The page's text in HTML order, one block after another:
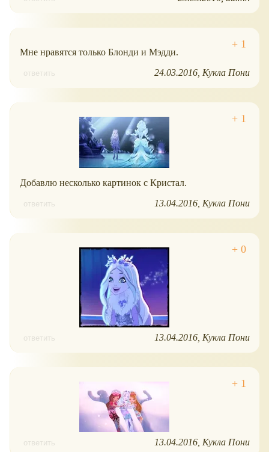
Мне нравятся только Блонди и Мэдди.
ответить 24.03.2016 Кукла Пони
Добавлю несколько картинок с Кристал.
ответить 13.04.2016 Кукла Пони
ответить 13.04.2016 Кукла Пони
ответить 13.04.2016 Кукла Пони